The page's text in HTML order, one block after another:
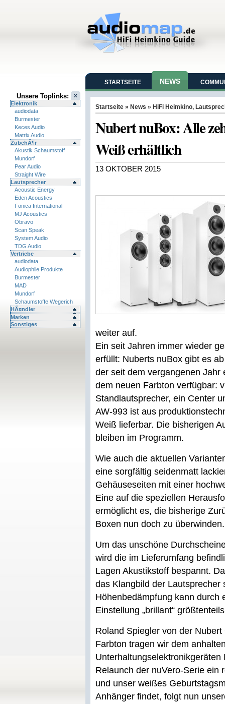
Unsere Toplinks:
Elektronik
audiodata
Burmester
Keces Audio
Matrix Audio
ZubehÃ¶r
Akustik Schaumstoff
Mundorf
Pear Audio
Straight Wire
Lautsprecher
Acoustic Energy
Eden Acoustics
Fonica International
MJ Acoustics
Obravo
Scan Speak
System Audio
TDG Audio
Vertriebe
audiodata
Audiophile Produkte
Burmester
MAD
Mundorf
Schaumstoffe Wegerich
HÃ¤ndler
Marken
Sonstiges
STARTSEITE NEWS
Startseite » News » HiFi Heimkino,
Nubert nuBox: Alle
Weiß erhältlich
13 OKTOBER 2015
weiter auf.
Ein seit Jahren immer wieder
erfüllt: Nuberts nuBox gibt es
der seit dem vergangenen
dem neuen Farbton verfügbar:
Standlautsprecher, ein Center
AW-993 ist aus
Weiß lieferbar. Die bisherigen
bleiben im Programm.
Wie auch die aktuellen
eine sorgfältig seidenmatt
Gehäuseseiten mit einer
Eine auf die speziellen
ermöglicht es, die bisherige
Boxen nun doch zu überwinden.
Um das unschöne
wird die im Lieferumfang
Lagen Akustikstoff bespannt.
das Klangbild der
Höhenbedämpfung kann durch
Einstellung „brillant“
Roland Spiegler von der
Farbton tragen wir dem
Relaunch der nuVero-Serie ein
und unser weißes
Anhänger findet, folgt nun